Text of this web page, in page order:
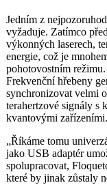
Jedním z
vyžaduje. Zatímco
výkonných laserech,
energie, což je
pohotovostním
Frekvenční hřebeny
synchronizovat velmi
terahertzové signály s
kvantovými zařízeními.
„Říkáme tomu
jako USB adaptér
spolupracovat,
které by jinak zůstaly